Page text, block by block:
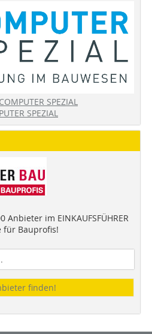
SPEZIAL
SPEZIAL
Anbieter im EINKAUFSFÜHRER
für Bauprofis!
finden!